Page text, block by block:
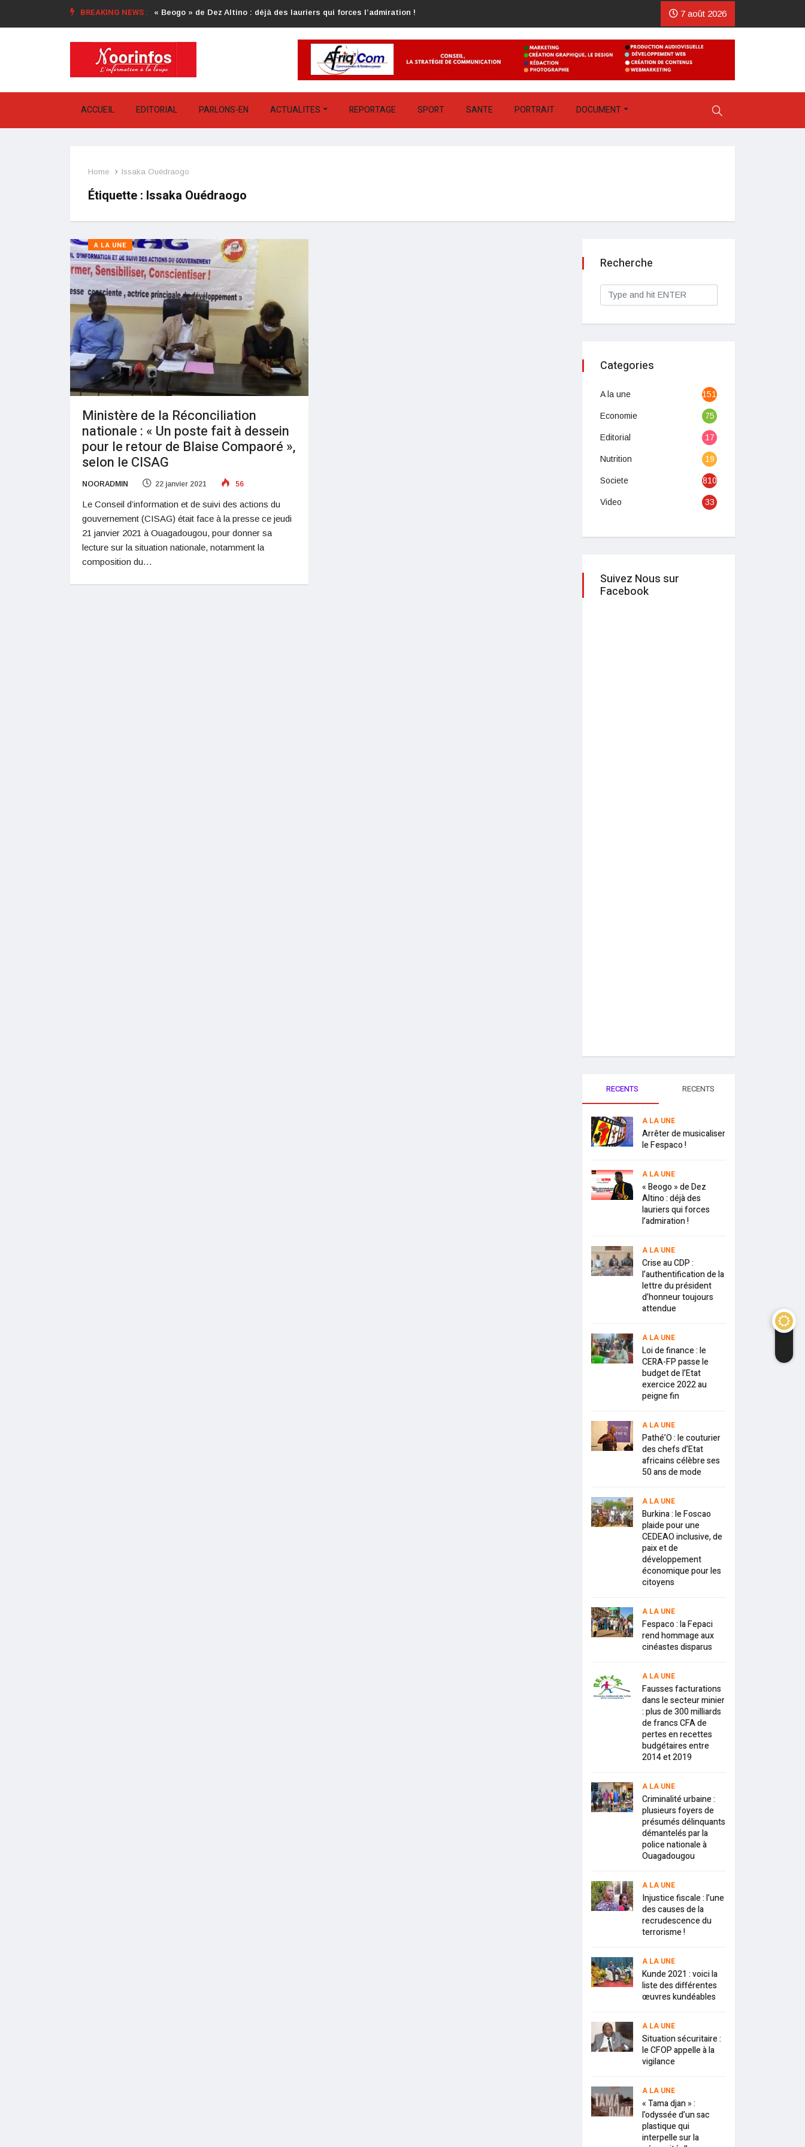
BREAKING NEWS : « Beogo » de Dez Altino : déjà des lauriers qui forces l’admiration ! 7 août 2026
ACCUEIL EDITORIAL PARLONS-EN ACTUALITES REPORTAGE SPORT SANTE PORTRAIT DOCUMENT
Home Issaka Ouédraogo
Étiquette : Issaka Ouédraogo
A LA UNE
Ministère de la Réconciliation
nationale : « Un poste fait à dessein
pour le retour de Blaise Compaoré »,
selon le CISAG
NOORADMIN 22 janvier 2021 56
Le Conseil d’information et de suivi des actions du
gouvernement (CISAG) était face à la presse ce jeudi
21 janvier 2021 à Ouagadougou, pour donner sa
lecture sur la situation nationale, notamment la
composition du…
Recherche
Categories
A la une 1513
Economie 75
Editorial 17
Nutrition 19
Societe 810
Video 33
Suivez Nous sur
Facebook
RECENTS RECENTS
A LA UNE
Arrêter de musicaliser
le Fespaco !
A LA UNE
« Beogo » de Dez
Altino : déjà des
lauriers qui forces
l’admiration !
A LA UNE
Crise au CDP :
l’authentification de la
lettre du président
d’honneur toujours
attendue
A LA UNE
Loi de finance : le
CERA-FP passe le
budget de l’Etat
exercice 2022 au
peigne fin
A LA UNE
Pathé’O : le couturier
des chefs d’Etat
africains célèbre ses
50 ans de mode
A LA UNE
Burkina : le Foscao
plaide pour une
CEDEAO inclusive, de
paix et de
développement
économique pour les
citoyens
A LA UNE
Fespaco : la Fepaci
rend hommage aux
cinéastes disparus
A LA UNE
Fausses facturations
dans le secteur minier
: plus de 300 milliards
de francs CFA de
pertes en recettes
budgétaires entre
2014 et 2019
A LA UNE
Criminalité urbaine :
plusieurs foyers de
présumés délinquants
démantelés par la
police nationale à
Ouagadougou
A LA UNE
Injustice fiscale : l’une
des causes de la
recrudescence du
terrorisme !
A LA UNE
Kunde 2021 : voici la
liste des différentes
œuvres kundéables
A LA UNE
Situation sécuritaire :
le CFOP appelle à la
vigilance
A LA UNE
« Tama djan » :
l’odyssée d’un sac
plastique qui
interpelle sur la